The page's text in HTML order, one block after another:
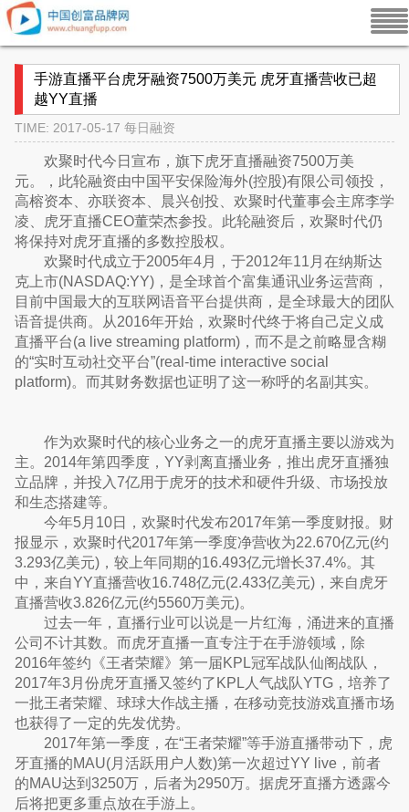
手游直播平台虎牙融资7500万美元 虎牙直播营收已超
越YY直播
TIME: 2017-05-17 每日融资
欢聚时代今日宣布，旗下虎牙直播融资7500万美
元。，此轮融资由中国平安保险海外(控股)有限公司领投，
高榕资本、亦联资本、晨兴创投、欢聚时代董事会主席李学
凌、虎牙直播CEO董荣杰参投。此轮融资后，欢聚时代仍
将保持对虎牙直播的多数控股权。
欢聚时代成立于2005年4月，于2012年11月在纳斯达
克上市(NASDAQ:YY)，是全球首个富集通讯业务运营商，
目前中国最大的互联网语音平台提供商，是全球最大的团队
语音提供商。从2016年开始，欢聚时代终于将自己定义成
直播平台(a live streaming platform)，而不是之前略显含糊
的“实时互动社交平台”(real-time interactive social
platform)。而其财务数据也证明了这一称呼的名副其实。
作为欢聚时代的核心业务之一的虎牙直播主要以游戏为
主。2014年第四季度，YY剥离直播业务，推出虎牙直播独
立品牌，并投入7亿用于虎牙的技术和硬件升级、市场投放
和生态搭建等。
今年5月10日，欢聚时代发布2017年第一季度财报。财
报显示，欢聚时代2017年第一季度净营收为22.670亿元(约
3.293亿美元)，较上年同期的16.493亿元增长37.4%。其
中，来自YY直播营收16.748亿元(2.433亿美元)，来自虎牙
直播营收3.826亿元(约5560万美元)。
过去一年，直播行业可以说是一片红海，涌进来的直播
公司不计其数。而虎牙直播一直专注于在手游领域，除
2016年签约《王者荣耀》第一届KPL冠军战队仙阁战队，
2017年3月份虎牙直播又签约了KPL人气战队YTG，培养了
一批王者荣耀、球球大作战主播，在移动竞技游戏直播市场
也获得了一定的先发优势。
2017年第一季度，在“王者荣耀”等手游直播带动下，虎
牙直播的MAU(月活跃用户人数)第一次超过YY live，前者
的MAU达到3250万，后者为2950万。据虎牙直播方透露今
后将把更多重点放在手游上。